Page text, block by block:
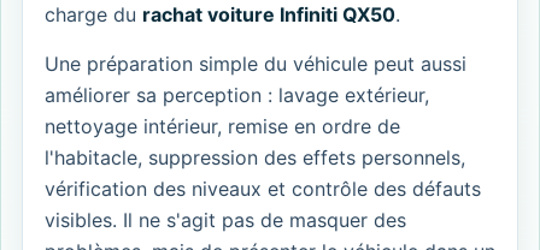
charge du rachat voiture Infiniti QX50.
Une préparation simple du véhicule peut aussi
améliorer sa perception : lavage extérieur,
nettoyage intérieur, remise en ordre de
l'habitacle, suppression des effets personnels,
vérification des niveaux et contrôle des défauts
visibles. Il ne s'agit pas de masquer des